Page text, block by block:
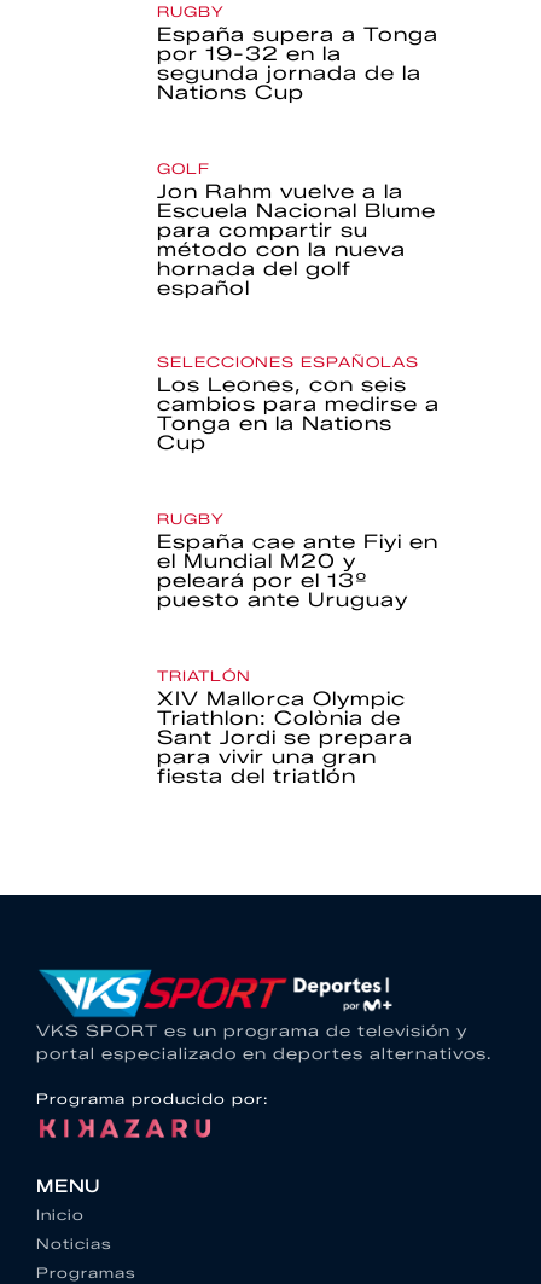
RUGBY
España supera a Tonga
por 19-32 en la
segunda jornada de la
Nations Cup
GOLF
Jon Rahm vuelve a la
Escuela Nacional Blume
para compartir su
método con la nueva
hornada del golf
español
SELECCIONES ESPAÑOLAS
Los Leones, con seis
cambios para medirse a
Tonga en la Nations
Cup
RUGBY
España cae ante Fiyi en
el Mundial M20 y
peleará por el 13º
puesto ante Uruguay
TRIATLÓN
XIV Mallorca Olympic
Triathlon: Colònia de
Sant Jordi se prepara
para vivir una gran
fiesta del triatlón
VKS SPORT es un programa de televisión y
portal especializado en deportes alternativos.
Programa producido por:
MENU
Inicio
Noticias
Programas